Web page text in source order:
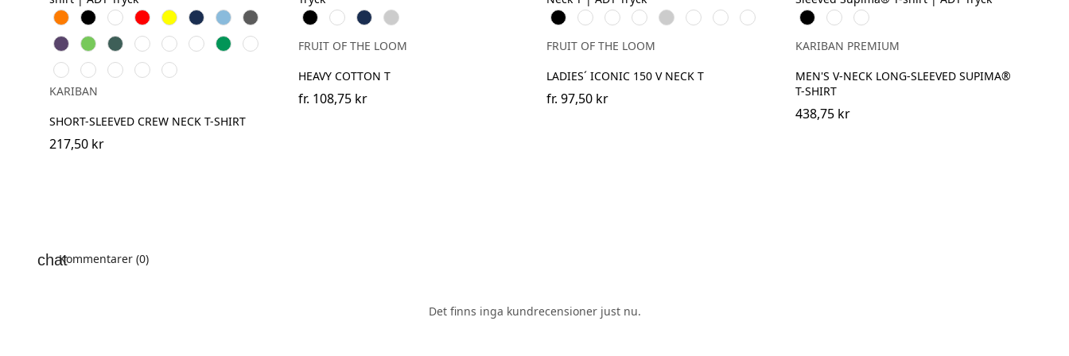
Orange
Svart Vit Röd Gul Navy Sky
Blue
Dark
Grey
PurpleLime
Forest
Green
Ash
grey
ChocolateFuchsia
Kelly
Green
Dark
Khaki
Oxford
Grey
Light
Royal
Blue
Wine Light
Sand
Tropical
Blue
KARIBAN
SHORT-SLEEVED CREW NECK T-SHIRT
217,50 kr
BlackWhiteNavy Heather
Grey
FRUIT OF THE LOOM
HEAVY COTTON T
fr. 108,75 kr
BlackWhiteRed FuchsiaHeather
Grey
Deep
Navy
Powder
Rose
Soft
Lavender
FRUIT OF THE LOOM
LADIES´ ICONIC 150 V NECK T
fr. 97,50 kr
Svart Vit
Deep
Navy
KARIBAN PREMIUM
MEN'S V-NECK LONG-SLEEVED SUPIMA®
T-SHIRT
438,75 kr
Kommentarer (0)
Det finns inga kundrecensioner just nu.